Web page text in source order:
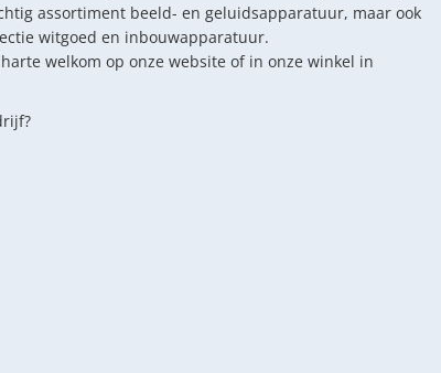
assortiment beeld- en geluidsapparatuur, maar ook
witgoed en inbouwapparatuur.
welkom op onze website of in onze winkel in